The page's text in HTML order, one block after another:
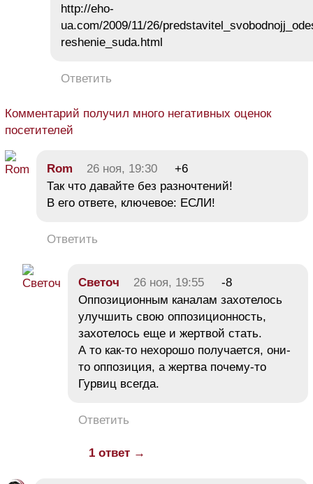
http://eho-
ua.com/2009/11/26/
reshenie_suda.html
Ответить
Комментарий получил много негативных оценок
посетителей
Rom 26 ноя, 19:30
+6
Так что давайте без разночтений!
В его ответе, ключевое: ЕСЛИ!
Ответить
Cветоч 26 ноя, 19:55
-8
Оппозиционным каналам захотелось
улучшить свою оппозиционность,
захотелось еще и жертвой стать.
А то как-то нехорошо получается, они-
то оппозиция, а жертва почему-то
Гурвиц всегда.
Ответить
1 ответ →